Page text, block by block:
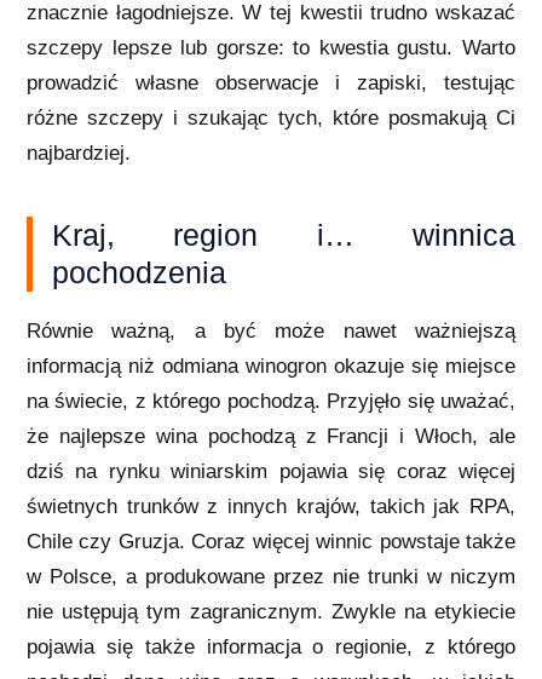
znacznie łagodniejsze. W tej kwestii trudno wskazać
szczepy lepsze lub gorsze: to kwestia gustu. Warto
prowadzić własne obserwacje i zapiski, testując
różne szczepy i szukając tych, które posmakują Ci
najbardziej.
Kraj, region i… winnica
pochodzenia
Równie ważną, a być może nawet ważniejszą
informacją niż odmiana winogron okazuje się miejsce
na świecie, z którego pochodzą. Przyjęło się uważać,
że najlepsze wina pochodzą z Francji i Włoch, ale
dziś na rynku winiarskim pojawia się coraz więcej
świetnych trunków z innych krajów, takich jak RPA,
Chile czy Gruzja. Coraz więcej winnic powstaje także
w Polsce, a produkowane przez nie trunki w niczym
nie ustępują tym zagranicznym. Zwykle na etykiecie
pojawia się także informacja o regionie, z którego